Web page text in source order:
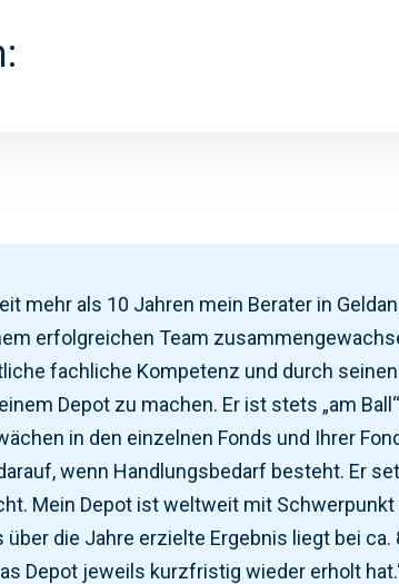
mehr als 10 Jahren mein Berater in
erfolgreichen Team
fachliche Kompetenz und durch
Depot zu machen. Er ist stets „am
in den einzelnen Fonds und Ihrer
wenn Handlungsbedarf besteht. Er
Mein Depot ist weltweit mit
die Jahre erzielte Ergebnis liegt bei ca.
Depot jeweils kurzfristig wieder erholt